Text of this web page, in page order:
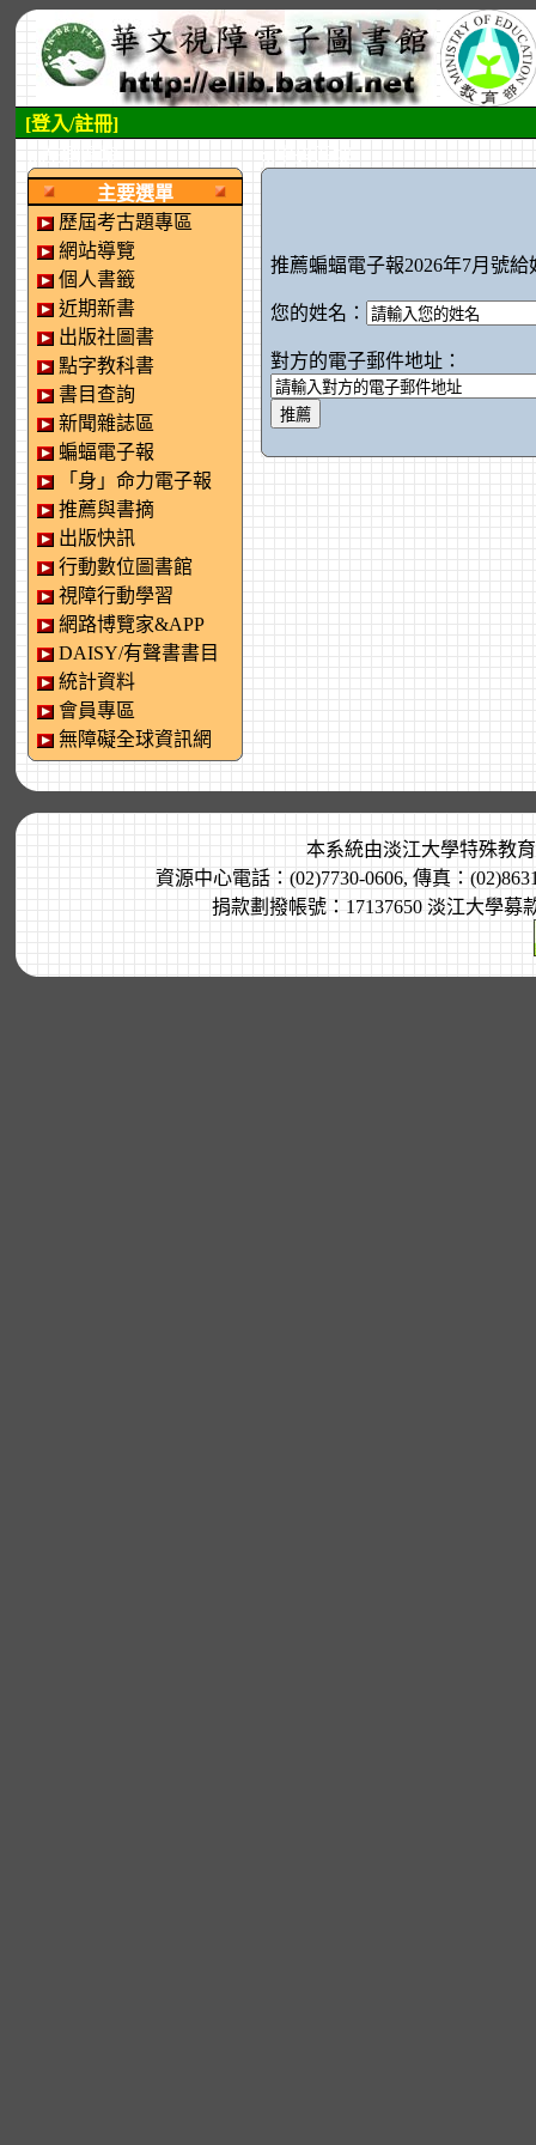
[登入/註冊]
主要選單
歷屆考古題專區
網站導覽
個人書籤
近期新書
出版社圖書
點字教科書
書目查詢
新聞雜誌區
蝙蝠電子報
「身」命力電子報
推薦與書摘
出版快訊
行動數位圖書館
視障行動學習
網路博覽家&APP
DAISY/有聲書書目
統計資料
會員專區
無障礙全球資訊網
推薦蝙蝠電子報2026年7月號給
您的姓名：
對方的電子郵件地址：
本系統由淡江大學特殊教
資源中心電話：(02)7730-0606, 傳真：
捐款劃撥帳號：17137650 淡江大學